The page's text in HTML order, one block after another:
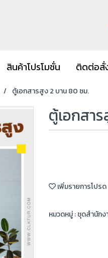
สินค้าโปรโมชั่น ติดต่อสั่
ตู้เอกสารสูง 2 บาน 80 ซม.
ตู้เอกสา
เพิ่มรายการโปรด
หมวดหมู่ :ชุดสำนักง